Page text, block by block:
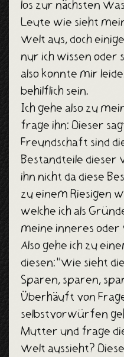
los zur nächsten
Leute wie sieht
Welt aus, doch
nur ich wissen oder
also konnte mir
behilflich sein.
Ich gehe also zu
frage ihn: Dieser
Freundschaft sind
Bestandteile dieser
ihn nicht da diese
zu einem Riesigen
welche ich als
meine inneres oder
Also gehe ich zu
diesen: "Wie sieht
Sparen, sparen,
Überhäuft von
selbstvorwürfen
Mutter und frage
Welt aussieht?